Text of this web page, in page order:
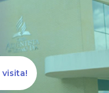
visita!
ligando